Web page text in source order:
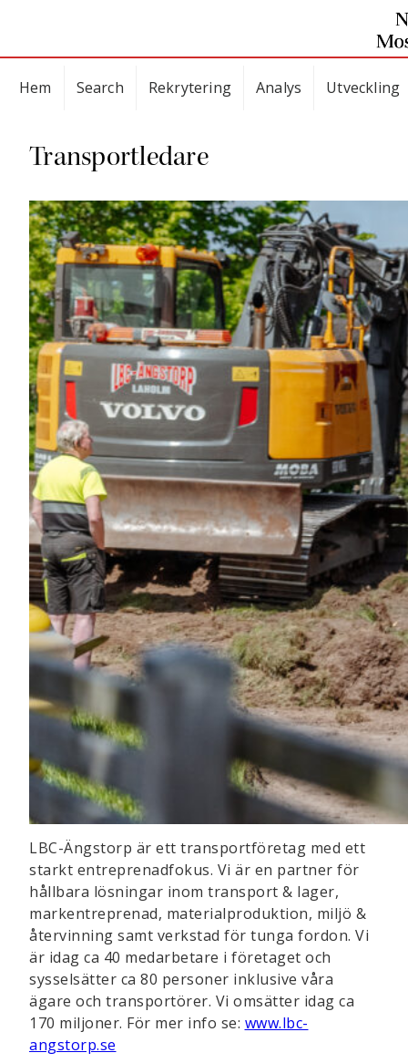
Hem Search Rekrytering Analys Utveckling
Transportledare
LBC-Ängstorp är ett transportföretag med ett
starkt entreprenadfokus. Vi är en partner för
hållbara lösningar inom transport & lager,
markentreprenad, materialproduktion, miljö &
återvinning samt verkstad för tunga fordon. Vi
är idag ca 40 medarbetare i företaget och
sysselsätter ca 80 personer inklusive våra
ägare och transportörer. Vi omsätter idag ca
170 miljoner. För mer info se: www.lbc-
angstorp.se